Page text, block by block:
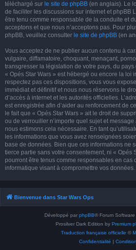
téléchargé sur le site de phpBB (en anglais). Le
de faciliter les discussions sur internet et phpBB
être tenu comme responsable de la conduite et
acceptons et que nous n’acceptons pas. Pour
phpBB, veuillez consulter le site de phpBB (en
Vous acceptez de ne publier aucun contenu à
vulgaire, diffamatoire, choquant, menaçant,
transgresser la législation de votre pays, du
« Opés Star Wars » est hébergé ou encore la loi
respectez pas ces dispositions, vous vous
immédiat et définitif et nous nous réservons le
d’accès à internet et les autorités officielles.
est enregistrée afin d’aider au renforcement de
le fait que « Opés Star Wars » ait le droit de
ou de verrouiller n’importe quel sujet et message
nous estimons cela nécessaire. En tant
les informations que vous avez renseignées
base de données. Bien que ces informations ne
tierce partie sans votre consentement, ni « Opés
pourront être tenus comme responsables en cas
informatique visant à compromettre vos données.
Bienvenue dans Star Wars Ops
Développé par phpBB® Forum
Prosilver Dark Edition by Premium
Traduction française officielle ©
Confidentialité |